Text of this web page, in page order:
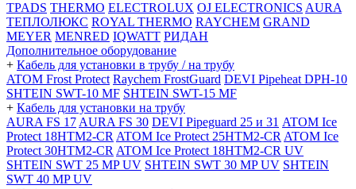
TPADS THERMO ELECTROLUX OJ ELECTRONICS AURA
ТЕПЛОЛЮКС ROYAL THERMO RAYCHEM GRAND
MEYER MENRED IQWATT РИДАН
Дополнительное оборудование
+ Кабель для установки в трубу / на трубу
ATOM Frost Protect Raychem FrostGuard DEVI Pipeheat DPH-10
SHTEIN SWT-10 MF SHTEIN SWT-15 MF
+ Кабель для установки на трубу
AURA FS 17 AURA FS 30 DEVI Pipeguard 25 и 31 ATOM Ice
Protect 18HTM2-CR ATOM Ice Protect 25HTM2-CR ATOM Ice
Protect 30HTM2-CR ATOM Ice Protect 18HTM2-CR UV
SHTEIN SWT 25 MP UV SHTEIN SWT 30 MP UV SHTEIN
SWT 40 MP UV